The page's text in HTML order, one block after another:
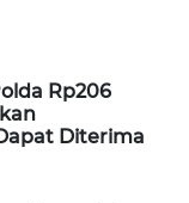
Rp206
Diterima